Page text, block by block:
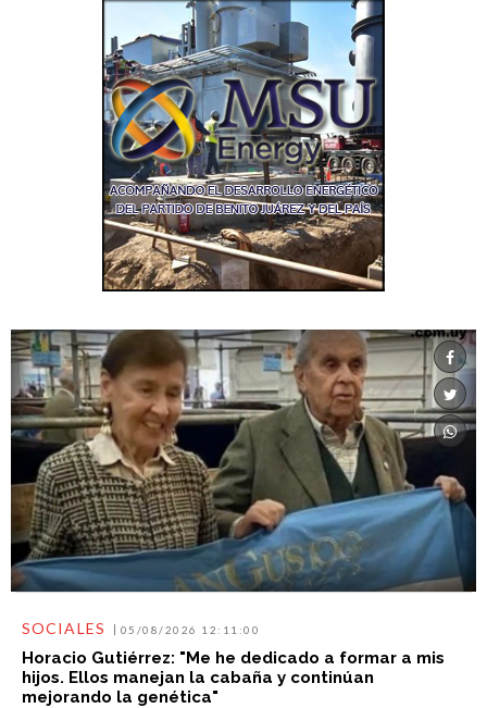
SOCIALES 05/08/2026 12:11:00
Horacio Gutiérrez: "Me he dedicado a formar a mis
hijos. Ellos manejan la cabaña y continúan
mejorando la genética"